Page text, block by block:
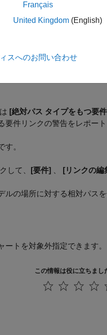
設定]
[絶対パス タイプをもつ要
件リンクの警告をレポート
す。
して、 [要件] [リンクの編
ルの場所に対する相対パス
トを対象外指定できます。
この情報は役に立ちまし
Français
United Kingdom (English)
スへのお問い合わせ